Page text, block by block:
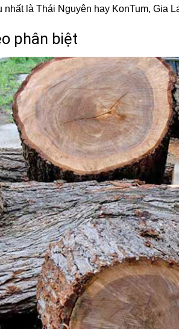
là Thái Nguyên hay KonTum, Gia
phân biệt